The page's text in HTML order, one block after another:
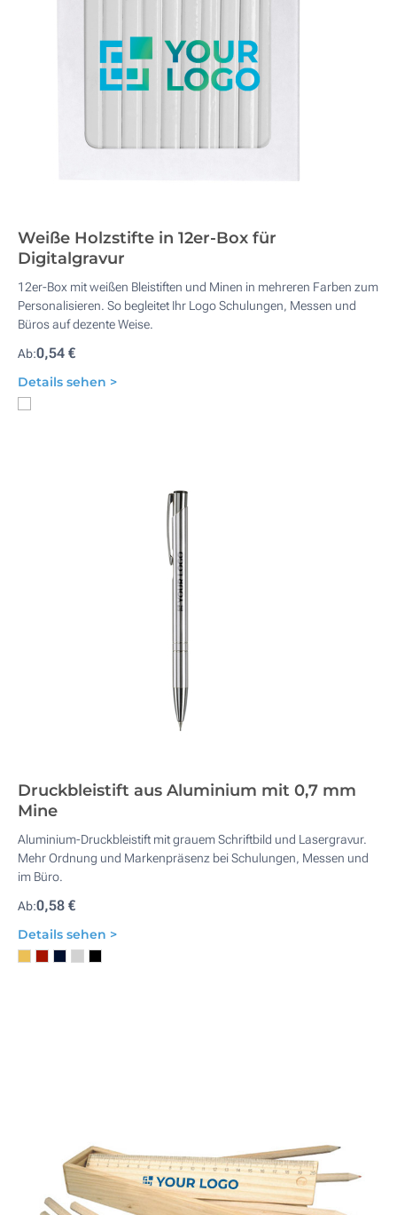
Weiße Holzstifte in 12er-Box für
Digitalgravur
12er-Box mit weißen Bleistiften und Minen in mehreren Farben zum
Personalisieren. So begleitet Ihr Logo Schulungen, Messen und
Büros auf dezente Weise.
Ab:0,54 €
Details sehen >
Druckbleistift aus Aluminium mit 0,7 mm
Mine
Aluminium-Druckbleistift mit grauem Schriftbild und Lasergravur.
Mehr Ordnung und Markenpräsenz bei Schulungen, Messen und
im Büro.
Ab:0,58 €
Details sehen >